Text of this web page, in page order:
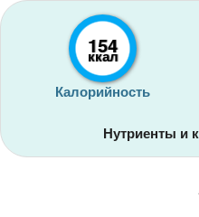
154
ккал
Калорийность
Нутриенты и